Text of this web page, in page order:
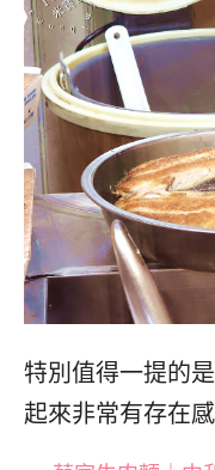
特別值得一提的
起來非常有存在